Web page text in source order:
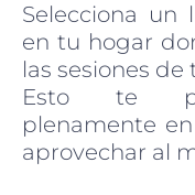
Selecciona un
en tu hogar
las sesiones
Esto te
plenamente
aprovechar al